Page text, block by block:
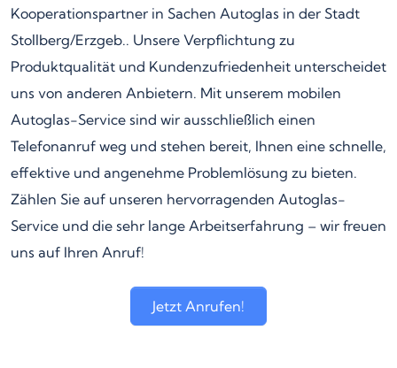
Kooperationspartner in Sachen Autoglas in der Stadt
Stollberg/Erzgeb.. Unsere Verpflichtung zu
Produktqualität und Kundenzufriedenheit unterscheidet
uns von anderen Anbietern. Mit unserem mobilen
Autoglas-Service sind wir ausschließlich einen
Telefonanruf weg und stehen bereit, Ihnen eine schnelle,
effektive und angenehme Problemlösung zu bieten.
Zählen Sie auf unseren hervorragenden Autoglas-
Service und die sehr lange Arbeitserfahrung – wir freuen
uns auf Ihren Anruf!
Jetzt Anrufen!